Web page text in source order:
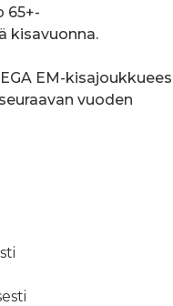
65+-
kisavuonna.
EM-
vuoden